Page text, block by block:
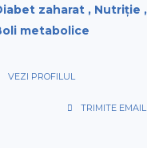
zaharat
Nutriție
metabolice
VEZI PROFILUL
TRIMITE EMAIL